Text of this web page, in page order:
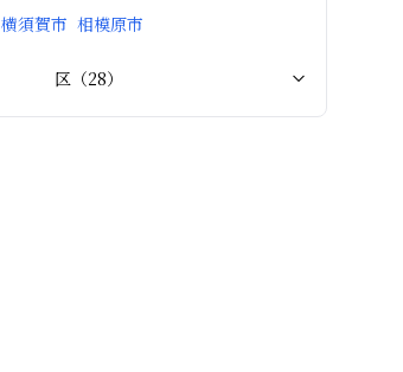
横須賀市 相模原市
区（28）